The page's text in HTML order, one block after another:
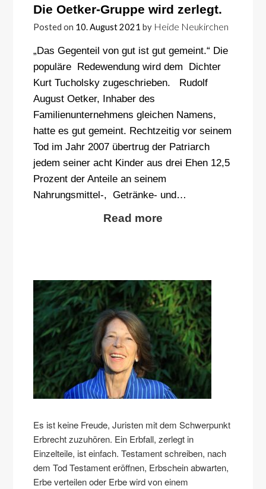
Die Oetker-Gruppe wird zerlegt.
Posted on 10. August 2021 by Heide Neukirchen
„Das Gegenteil von gut ist gut gemeint.“ Die
populäre Redewendung wird dem Dichter
Kurt Tucholsky zugeschrieben. Rudolf
August Oetker, Inhaber des
Familienunternehmens gleichen Namens,
hatte es gut gemeint. Rechtzeitig vor seinem
Tod im Jahr 2007 übertrug der Patriarch
jedem seiner acht Kinder aus drei Ehen 12,5
Prozent der Anteile an seinem
Nahrungsmittel-, Getränke- und…
Read more
Es ist keine Freude, Juristen mit dem Schwerpunkt
Erbrecht zuzuhören. Ein Erbfall, zerlegt in
Einzelteile, ist einfach. Testament schreiben, nach
dem Tod Testament eröffnen, Erbschein abwarten,
Erbe verteilen oder Erbe wird von einem